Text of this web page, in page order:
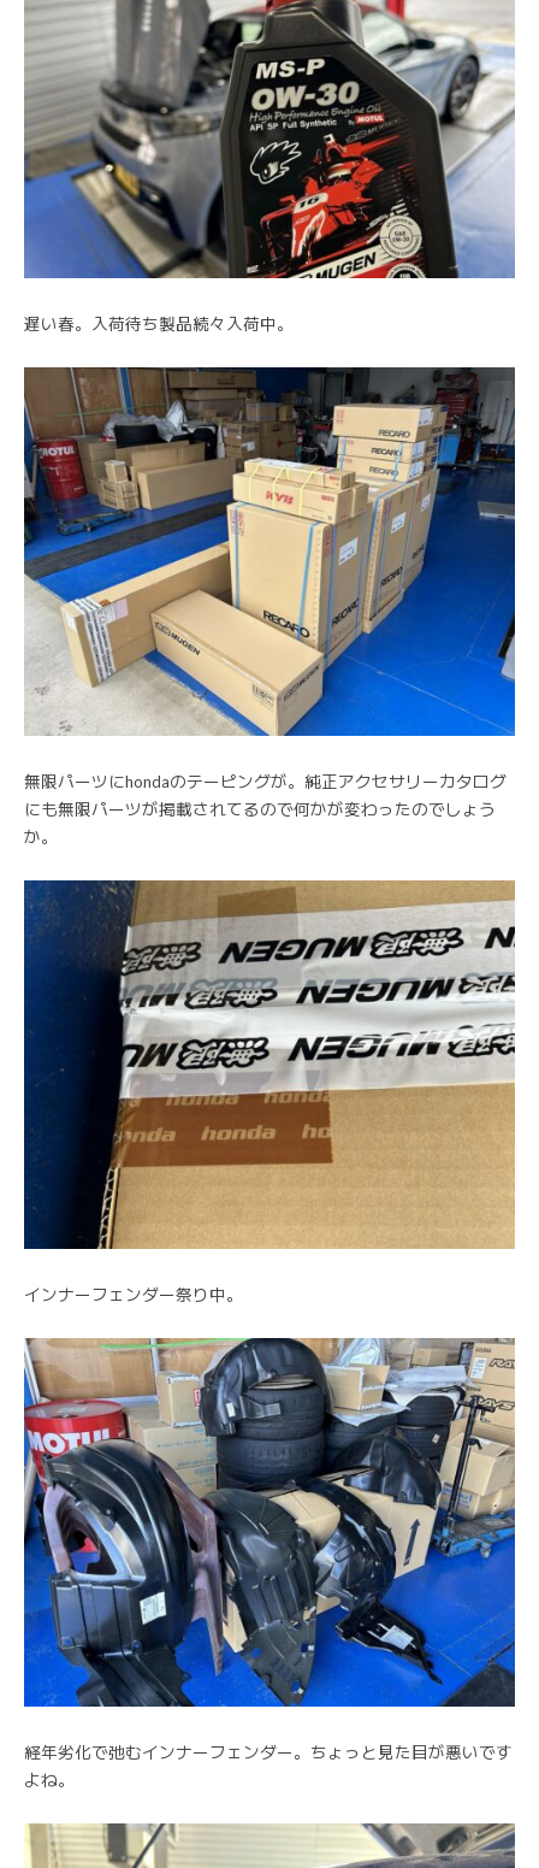
遅い春。入荷待ち製品続々入荷中。
無限パーツにhondaのテーピングが。純正アクセサリーカタログ
にも無限パーツが掲載されてるので何かが変わったのでしょう
か。
インナーフェンダー祭り中。
経年劣化で弛むインナーフェンダー。ちょっと見た目が悪いです
よね。